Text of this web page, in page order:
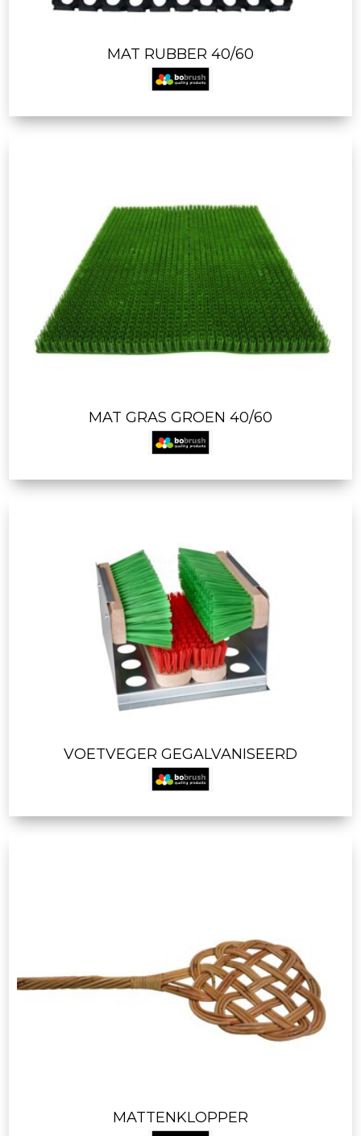
MAT RUBBER 40/60
MAT GRAS GROEN 40/60
VOETVEGER GEGALVANISEERD
MATTENKLOPPER